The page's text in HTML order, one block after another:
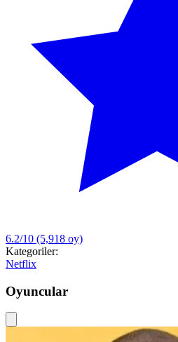
6.2/10 (5,918 oy)
Kategoriler:
Netflix
Oyuncular